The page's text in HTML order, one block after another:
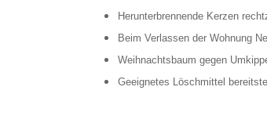
Herunterbrennende Kerzen
Beim Verlassen der Wohnung
Weihnachtsbaum gegen
Geeignetes Löschmittel